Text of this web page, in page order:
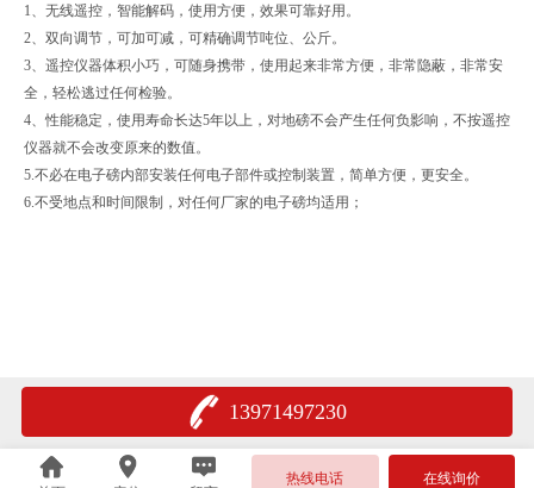
1、无线遥控，智能解码，使用方便，效果可靠好用。
2、双向调节，可加可减，可精确调节吨位、公斤。
3、遥控仪器体积小巧，可随身携带，使用起来非常方便，非常隐蔽，非常安
全，轻松逃过任何检验。
4、性能稳定，使用寿命长达5年以上，对地磅不会产生任何负影响，不按遥控
仪器就不会改变原来的数值。
5.不必在电子磅内部安装任何电子部件或控制装置，简单方便，更安全。
6.不受地点和时间限制，对任何厂家的电子磅均适用；
13971497230
热线电话 在线询价